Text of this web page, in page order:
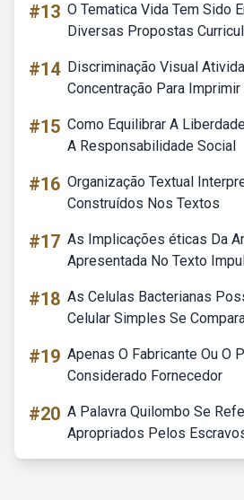
#13 O Tematica Vida Tem Sido
Diversas Propostas
#14 Discriminação Visual
Concentração Para Imprimir
#15 Como Equilibrar A
A Responsabilidade Social
#16 Organização Textual
Construídos Nos Textos
#17 As Implicações éticas Da
Apresentada No Texto
#18 As Celulas Bacterianas
Celular Simples Se
#19 Apenas O Fabricante Ou O
Considerado Fornecedor
#20 A Palavra Quilombo Se
Apropriados Pelos